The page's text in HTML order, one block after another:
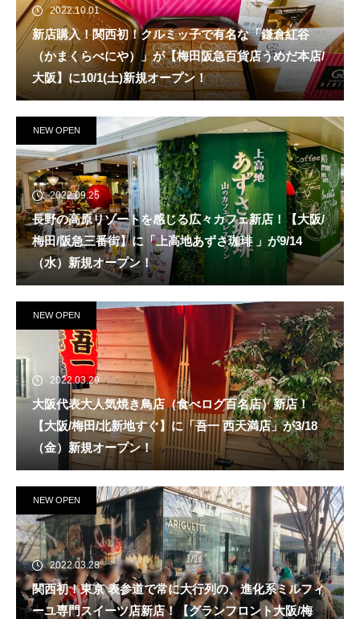
2022.10.01
新店購入！関西初！クルミッ子で有名な「鎌倉紅谷
（かまくらべにや）」が【梅田阪急百貨店うめだ本店/
大阪】に10/1(土)新規オープン！
NEW OPEN
2022.09.25
長野の高原リゾートを感じる広々カフェ新店！【大阪/
梅田/阪急三番街】に「上高地あずさ珈琲 」が9/14
（水）新規オープン！
NEW OPEN
2022.03.29
大阪代表大人気焼き鳥店（食べログ百名店）新店！
【大阪/梅田/北新地すぐ】に「吾一 西天満店」が3/18
（金）新規オープン！
NEW OPEN
2022.03.28
関西初！東京 表参道で常に大行列の、進化系ミルフィ
ーユ専門スイーツ店新店！【グランフロント大阪/梅